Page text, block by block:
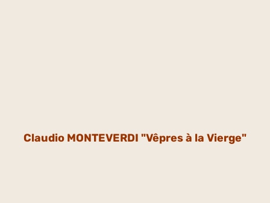
Claudio MONTEVERDI "Vêpres à la Vierge"